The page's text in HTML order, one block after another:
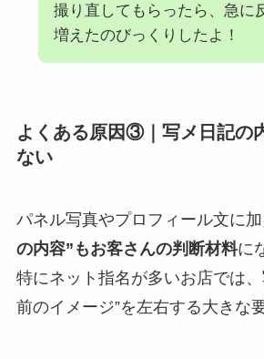
撮り直してもらったら、急に
増えたのびっくりしたよ！
よくある原因③｜写メ日記の
ない
パネル写真やプロフィール文に加
の内容”もお客さんの判断材料に
特にネット指名が多いお店では、
前のイメージ”を左右する大きな